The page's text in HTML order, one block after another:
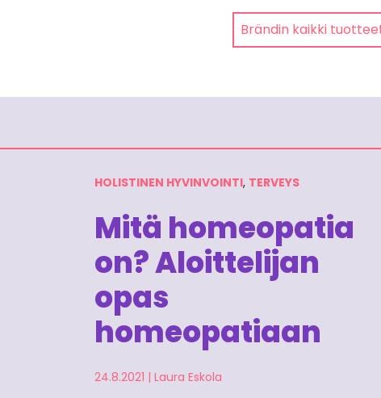
Brändin kaikki
HOLISTINEN HYVINVOINTI, TERVEYS
Mitä homeopatia
on? Aloittelijan
opas
homeopatiaan
24.8.2021 | Laura Eskola